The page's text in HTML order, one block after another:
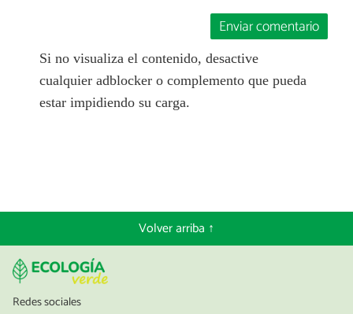
Enviar comentario
Si no visualiza el contenido, desactive
cualquier adblocker o complemento que pueda
estar impidiendo su carga.
Volver arriba ↑
Redes sociales